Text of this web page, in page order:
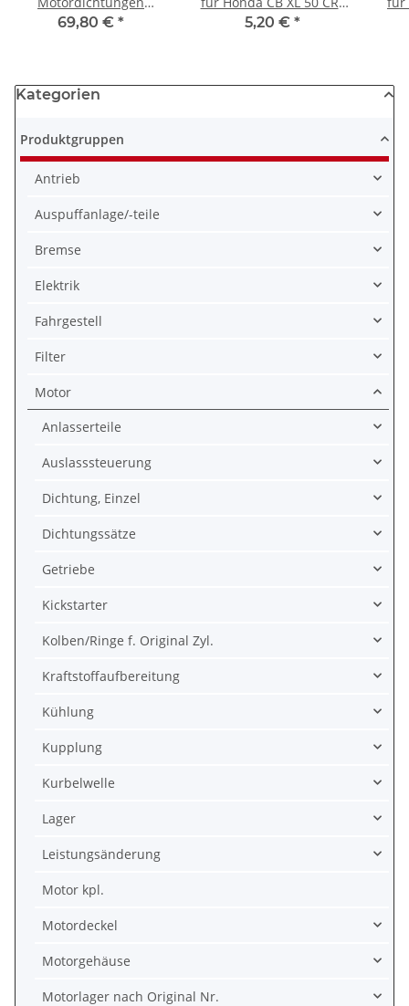
Dichtungssatz für
69,80 € *
100 CY 50 80 XR 80 #
5,20 € *
Kategorien
Produktgruppen
Antrieb
Auspuffanlage/-teile
Bremse
Elektrik
Fahrgestell
Filter
Motor
Anlasserteile
Auslasssteuerung
Dichtung, Einzel
Dichtungssätze
Getriebe
Kickstarter
Kolben/Ringe f. Original Zyl.
Kraftstoffaufbereitung
Kühlung
Kupplung
Kurbelwelle
Lager
Leistungsänderung
Motor kpl.
Motordeckel
Motorgehäuse
Motorlager nach Original Nr.